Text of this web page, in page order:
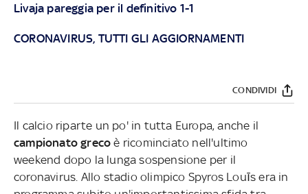
Livaja pareggia per il definitivo 1-1
CORONAVIRUS, TUTTI GLI AGGIORNAMENTI
CONDIVIDI
Il calcio riparte un po' in tutta Europa, anche il
campionato grecoè ricominciato nell'ultimo
weekend dopo la lunga sospensione per il
coronavirus. Allo stadio olimpico Spyros Louīs era in